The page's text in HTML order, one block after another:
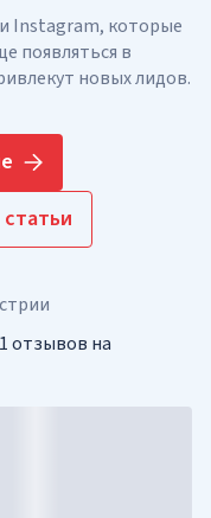
Instagram, которые
появляться в
новых лидов.
отзывов на